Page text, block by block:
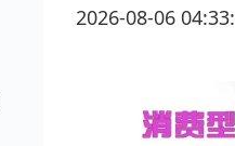
2026-08-06